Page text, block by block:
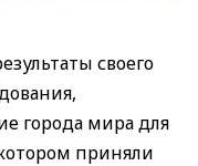
своего
города мира для
приняли